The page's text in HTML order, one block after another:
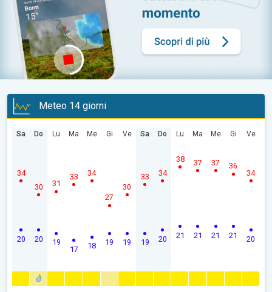
Meteo 14 giorni
Sa
20
34
Do
20
30
Lu
19
31
Ma
17
33
Me
18
34
Gi
19
27
Ve
19
30
Sa
19
33
Do
20
34
Lu
21
38
Ma
21
37
Me
21
37
Gi
21
36
Ve
20
34